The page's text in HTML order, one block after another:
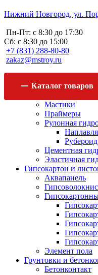
Нижний Новгород, ул.
Пн-Пт: с 8:30 до 17:30
Сб: с 8:30 до 15:00
+7 (831) 288-80-80
zakaz@mstroy.ru
Каталог товаров
Мастики
Праймеры
Рулонная
Рубероид
Цементная
Эластичная
Гипсокартон и
Аквапанель
Элемент пола
Грунтовки и
Бетонконтакт